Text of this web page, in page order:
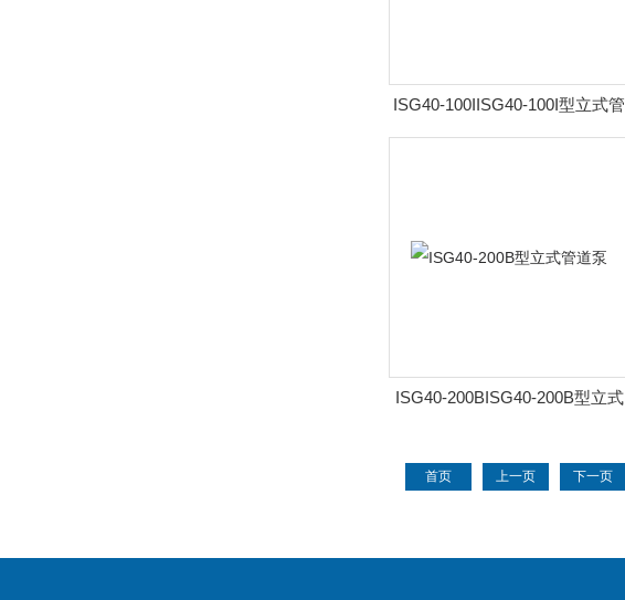
ISG40-100IISG40-100I型立式管
道泵
ISG40-200BISG40-200B型立式
首页 上一页 下一页